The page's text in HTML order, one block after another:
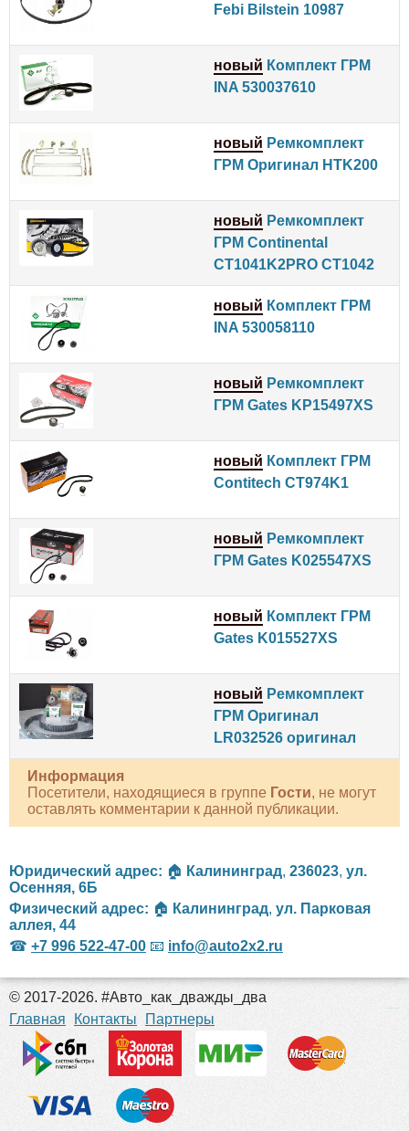
Febi Bilstein 10987
новый Комплект ГРМ
INA 530037610
новый Ремкомплект
ГРМ Оригинал HTK200
новый Ремкомплект
ГРМ Continental
CT1041K2PRO CT1042
новый Комплект ГРМ
INA 530058110
новый Ремкомплект
ГРМ Gates KP15497XS
новый Комплект ГРМ
Contitech CT974K1
новый Ремкомплект
ГРМ Gates K025547XS
новый Комплект ГРМ
Gates K015527XS
новый Ремкомплект
ГРМ Оригинал
LR032526 оригинал
Информация
Посетители, находящиеся в группе Гости, не могут
оставлять комментарии к данной публикации.
Юридический адрес: 🏠 Калининград, 236023, ул.
Осенняя, 6Б
Физический адрес: 🏠 Калининград, ул. Парковая
аллея, 44
☎ +7 996 522-47-00 📧 info@auto2x2.ru
© 2017-2026. #Авто_как_дважды_два
Главная
Контакты Партнеры